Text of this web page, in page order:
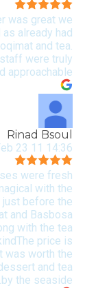
was great we
as already had
and tea.
were truly
approachable.
Rinad Bsoul
14:36 11 Feb 23
were fresh
with the
just before the
and Basbosa
with the tea
price is
was worth the
and tea
by the seaside.